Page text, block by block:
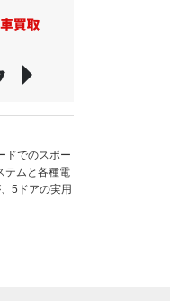
ドでのスポー
テムと各種電
5ドアの実用